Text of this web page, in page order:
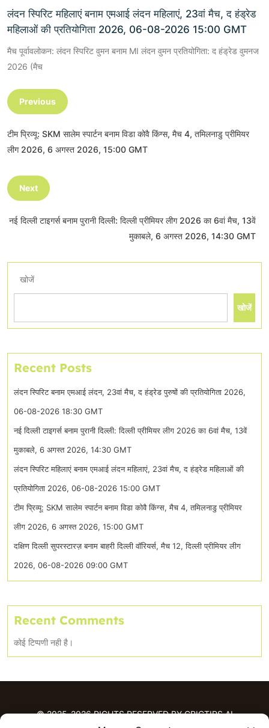
लंदन स्पिरिट महिलाएं बनाम एमआई लंदन महिलाएं, 23वां मैच, द हंड्रेड
महिलाओं की प्रतियोगिता 2026, 06-08-2026 15:00 GMT
मैच पूर्वावलोकन: लंदन स्पिरिट वुमन बनाम MI लंदन वुमन प्रतियोगिता: द हंड्रेड वुमनज
2026 (मैच
Previous
टीम प्रिव्यू: SKM सालेम स्पार्टन बनाम विडा कोवै किंग्स, मैच 4, तमिलनाडु प्रीमियर
लीग 2026, 6 अगस्त 2026, 15:00 GMT
Next
नई दिल्ली टाइगर्स बनाम पुरानी दिल्ली: दिल्ली प्रीमियर लीग 2026 का 6वां मैच, 13वें
मुकाबले, 6 अगस्त 2026, 14:30 GMT
खोजें
खोजें
Recent Posts
लंदन स्पिरिट बनाम एमआई लंदन, 23वां मैच, द हंड्रेड पुरुषों की प्रतियोगिता 2026,
06-08-2026 18:30 GMT
नई दिल्ली टाइगर्स बनाम पुरानी दिल्ली: दिल्ली प्रीमियर लीग 2026 का 6वां मैच, 13वें
मुकाबले, 6 अगस्त 2026, 14:30 GMT
लंदन स्पिरिट महिलाएं बनाम एमआई लंदन महिलाएं, 23वां मैच, द हंड्रेड महिलाओं की
प्रतियोगिता 2026, 06-08-2026 15:00 GMT
टीम प्रिव्यू: SKM सालेम स्पार्टन बनाम विडा कोवै किंग्स, मैच 4, तमिलनाडु प्रीमियर
लीग 2026, 6 अगस्त 2026, 15:00 GMT
दक्षिण दिल्ली सुपरस्टारज़ बनाम बाहरी दिल्ली वॉरियर्स, मैच 12, दिल्ली प्रीमियर लीग
2026, 06-08-2026 09:00 GMT
Recent Comments
कोई टिप्पणी नही है।
© 2025-2026 RIGHTS RESERVED BY CRICTIPS.AI